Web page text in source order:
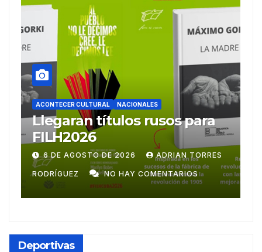
ACONTECER CULTURAL
Ballet Laura Alonso
emprende gira
centroamericana
28 DE JULIO DE 2026 ADRIAN TORRES
RODRÍGUEZ NO HAY COMENTARIOS
Deportivas